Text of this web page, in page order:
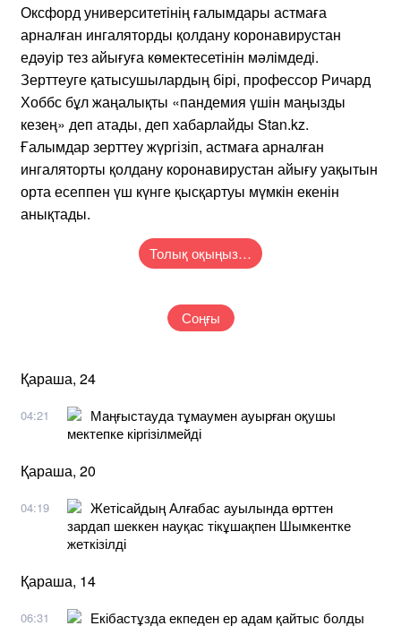
Оксфорд университетінің ғалымдары астмаға
арналған ингаляторды қолдану коронавирустан
едәуір тез айығуға көмектесетінін мәлімдеді.
Зерттеуге қатысушылардың бірі, профессор Ричард
Хоббс бұл жаңалықты «пандемия үшін маңызды
кезең» деп атады, деп хабарлайды Stan.kz.
Ғалымдар зерттеу жүргізіп, астмаға арналған
ингаляторты қолдану коронавирустан айығу уақытын
орта есеппен үш күнге қысқартуы мүмкін екенін
анықтады.
Толық оқыңыз…
Соңғы
Қараша, 24
04:21
Маңғыстауда тұмаумен ауырған оқушы
мектепке кіргізілмейді
Қараша, 20
04:19
Жетісайдың Алғабас ауылында өрттен
зардап шеккен науқас тікұшақпен Шымкентке
жеткізілді
Қараша, 14
06:31 Екібастұзда екпеден ер адам қайтыс болды